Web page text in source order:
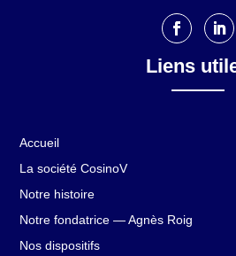
Liens
Accueil
La société CosinoV
Notre histoire
Notre fondatrice — Agnès Roig
Nos dispositifs